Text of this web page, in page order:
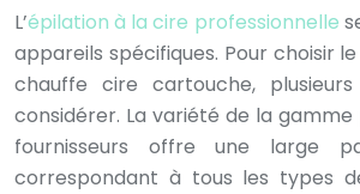
L’épilation à la cire professionnelle
appareils spécifiques. Pour choisir
chauffe cire cartouche,
considérer. La variété de la
fournisseurs offre une large
correspondant à tous les types